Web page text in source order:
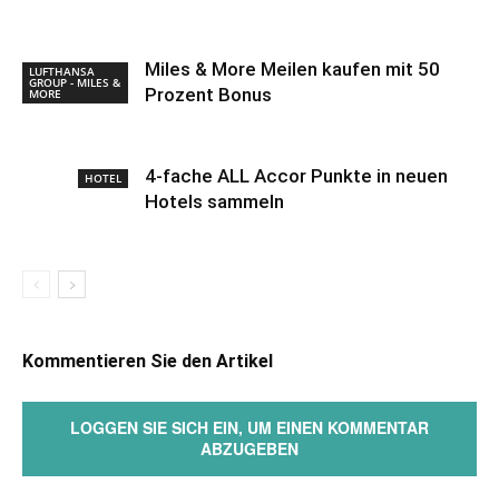
LUFTHANSA
GROUP - MILES &
MORE
Miles & More Meilen kaufen mit 50
Prozent Bonus
HOTEL
4-fache ALL Accor Punkte in neuen
Hotels sammeln
Kommentieren Sie den Artikel
LOGGEN SIE SICH EIN, UM EINEN KOMMENTAR
ABZUGEBEN